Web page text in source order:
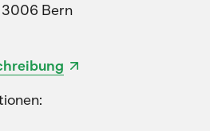
3006 Bern